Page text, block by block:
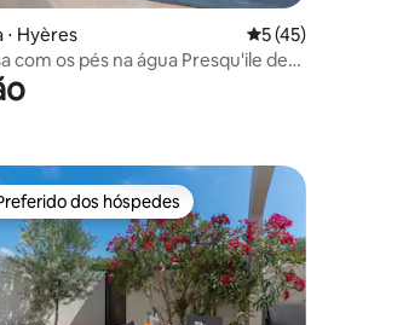
⋅ Hyères 5 de uma
5 (45)
com os pés na água Presqu'ile de
os melhores preferidos dos hóspedes
dos hóspedes